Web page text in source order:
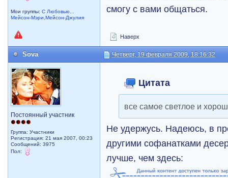
Мои группы:С Любовью...
Мейсон-Мэри,Мейсон-Джулия
смогу с вами общаться.
Наверх
Sova Четверг, 19 февраля 2009, 18:16:32
Постоянный участник
Группа: Участники
Регистрация: 21 мая 2007, 00:23
Сообщений: 3975
Пол:
Цитата
все самое светлое и
Не удержусь. Надеюсь, в
другими софанатками
лучше, чем здесь: